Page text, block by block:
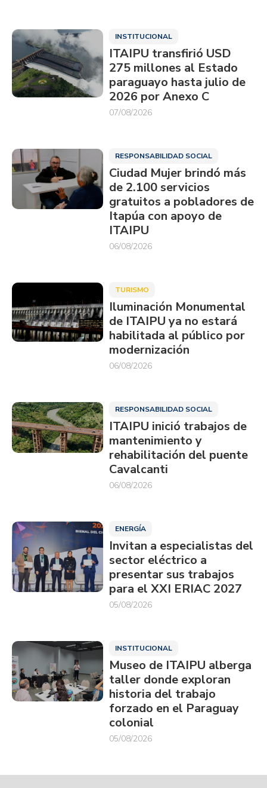
INSTITUCIONAL
ITAIPU transfirió USD
275 millones al Estado
paraguayo hasta julio de
2026 por Anexo C
07/08/2026
RESPONSABILIDAD SOCIAL
Ciudad Mujer brindó más
de 2.100 servicios
gratuitos a pobladores de
Itapúa con apoyo de
ITAIPU
06/08/2026
TURISMO
Iluminación Monumental
de ITAIPU ya no estará
habilitada al público por
modernización
06/08/2026
RESPONSABILIDAD SOCIAL
ITAIPU inició trabajos de
mantenimiento y
rehabilitación del puente
Cavalcanti
06/08/2026
ENERGÍA
Invitan a especialistas del
sector eléctrico a
presentar sus trabajos
para el XXI ERIAC 2027
05/08/2026
INSTITUCIONAL
Museo de ITAIPU alberga
taller donde exploran
historia del trabajo
forzado en el Paraguay
colonial
05/08/2026